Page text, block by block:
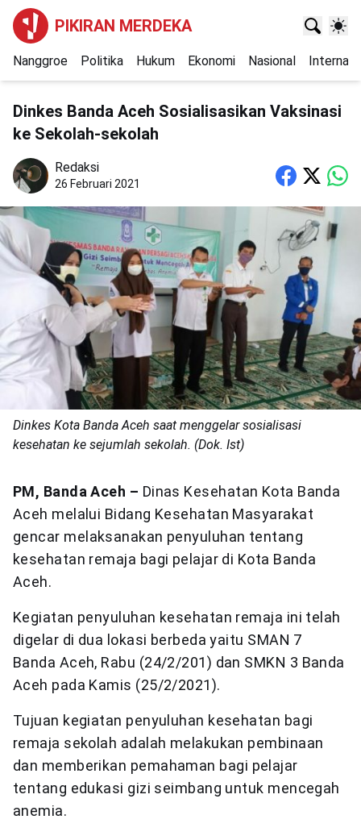
PIKIRAN MERDEKA
Nanggroe Politika Hukum Ekonomi Nasional
Dinkes Banda Aceh Sosialisasikan Vaksinasi
ke Sekolah-sekolah
Redaksi
26 Februari 2021
Dinkes Kota Banda Aceh saat menggelar sosialisasi
kesehatan ke sejumlah sekolah. (Dok. Ist)
PM, Banda Aceh – Dinas Kesehatan Kota Banda
Aceh melalui Bidang Kesehatan Masyarakat
gencar melaksanakan penyuluhan tentang
kesehatan remaja bagi pelajar di Kota Banda
Aceh.
Kegiatan penyuluhan kesehatan remaja ini telah
digelar di dua lokasi berbeda yaitu SMAN 7
Banda Aceh, Rabu (24/2/201) dan SMKN 3 Banda
Aceh pada Kamis (25/2/2021).
Tujuan kegiatan penyuluhan kesehatan bagi
remaja sekolah adalah melakukan pembinaan
dan memberikan pemahaman bagi pelajar
tentang edukasi gizi seimbang untuk mencegah
anemia.